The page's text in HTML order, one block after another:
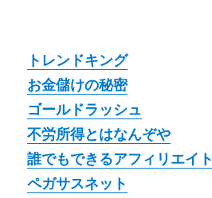
トレンドキング
お金儲けの秘密
ゴールドラッシュ
不労所得とはなんぞや
誰でもできるアフィリエイト
ペガサスネット